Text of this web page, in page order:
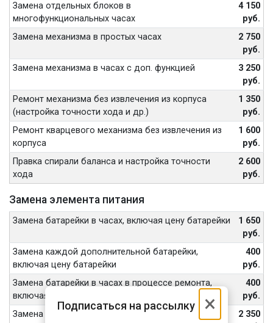
×
Подписаться на рассылку
Замена отдельных блоков в
многофункциональных часах
4 150
руб.
Замена механизма в простых часах
2 750
руб.
Замена механизма в часах с доп. функцией
3 250
руб.
Ремонт механизма без извлечения из корпуса
(настройка точности хода и др.)
1 350
руб.
Ремонт кварцевого механизма без извлечения из
корпуса
1 600
руб.
Правка спирали баланса и настройка точности
хода
2 600
руб.
Замена элемента питания
Замена батарейки в часах, включая цену батарейки
1 650
руб.
Замена каждой дополнительной батарейки,
включая цену батарейки
400
руб.
Замена батарейки в часах в процессе ремонта,
включая цену батарейки
400
руб.
Замена батарейки в часах с нестандартным
2 350